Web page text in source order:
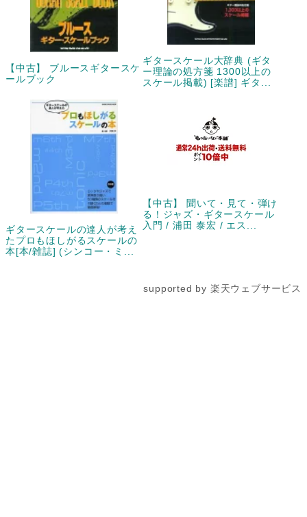
【中古】 ブルースギタースケ
ールブック
ギタースケール大辞典 (ギタ
ー理論の処方箋 1300以上の
スケール掲載) [楽譜] ギタ...
ギタースケールの達人が考え
たプロもほしがるスケールの
本[本/雑誌] (シンコー・ミ...
【中古】 聞いて・見て・弾け
る！ジャズ・ギタースケール
入門 / 浦田 泰宏 / エス...
supported by 楽天ウェブサービス